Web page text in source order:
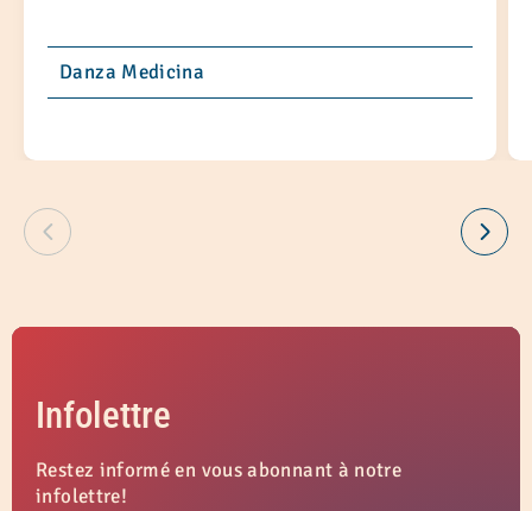
Danza Medicina
Infolettre
Restez informé en vous abonnant à notre
infolettre!